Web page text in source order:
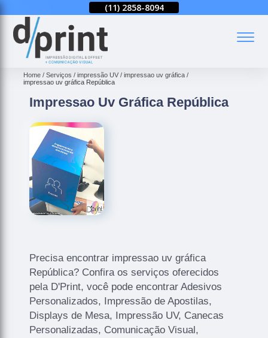
(11) 2858-8094 (11)
Home Serviços impressão UV
impressao uv gráfica
impressao uv gráfica República
Impressao Uv Gráfica República
Precisa encontrar impressao uv gráfica
República? Confira os serviços oferecidos
pela D'Print, você pode encontrar Adesivos
Personalizados, Impressão de Apostilas,
Displays de Mesa, Impressão UV, Canecas
Personalizadas, Comunicação Visual,